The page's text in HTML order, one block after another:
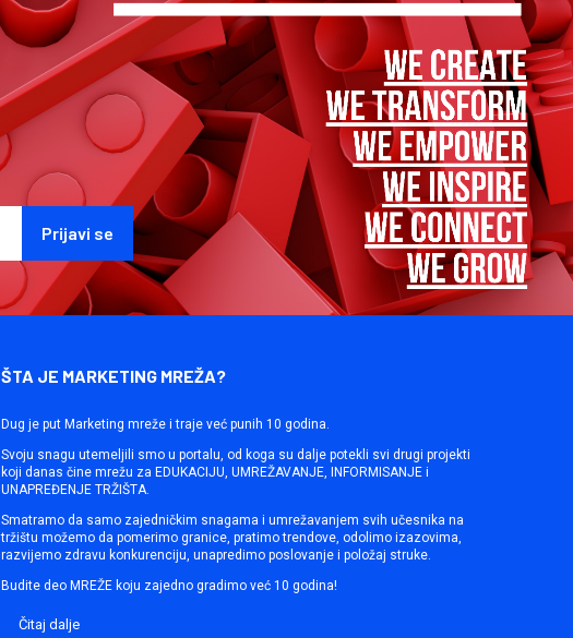
ŠTA JE MARKETING MREŽA?
Dug je put Marketing mreže i traje već punih 10 godina.
Svoju snagu utemeljili smo u portalu, od koga su dalje potekli svi drugi projekti
koji danas čine mrežu za EDUKACIJU, UMREŽAVANJE, INFORMISANJE i
UNAPREĐENJE TRŽIŠTA.
Smatramo da samo zajedničkim snagama i umrežavanjem svih učesnika na
tržištu možemo da pomerimo granice, pratimo trendove, odolimo izazovima,
razvijemo zdravu konkurenciju, unapredimo poslovanje i položaj struke.
Budite deo MREŽE koju zajedno gradimo već 10 godina!
Čitaj dalje